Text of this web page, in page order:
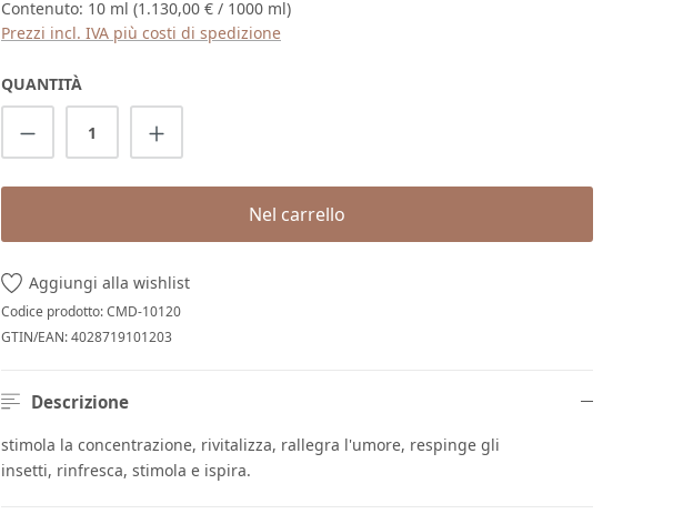
Contenuto: 10 ml (1.130,00 € / 1000 ml)
Prezzi incl. IVA più costi di spedizione
QUANTITÀ
Quantità del prodotto: inserisci la quantità
Nel carrello
Aggiungi alla wishlist
Codice prodotto:CMD-10120
GTIN/EAN:4028719101203
Descrizione
stimola la concentrazione, rivitalizza, rallegra l'umore, respinge gli
insetti, rinfresca, stimola e ispira.